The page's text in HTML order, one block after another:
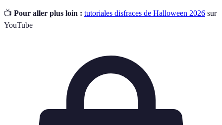
📺 Pour aller plus loin : tutoriales disfraces de Halloween 2026 sur
YouTube